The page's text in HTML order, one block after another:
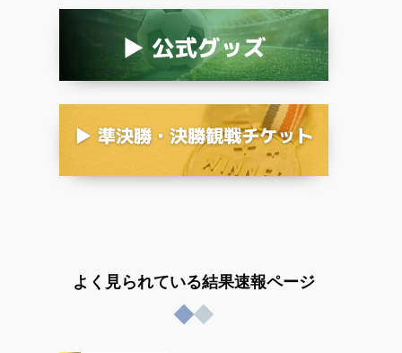
よく見られている結果速報ページ